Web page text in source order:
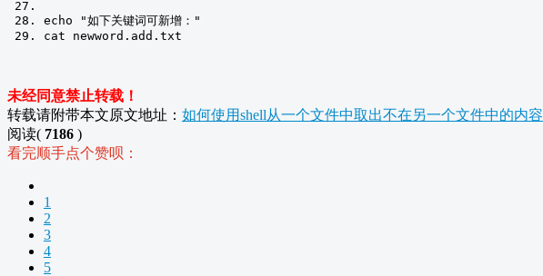
echo
"如下关键词可新增："
cat newword . add . txt
未经同意禁止转载！
转载请附带本文原文地址： 如何使用shell从一个文件中取出不在另一个文件中的内容
阅读( 7186 )
看完顺手点个赞呗：
1
2
3
4
5